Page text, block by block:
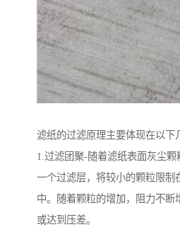
滤纸的过滤原理主要体现在以下
1.过滤团聚-随着滤纸表面灰尘
一个过滤层，将较小的颗粒限制
中。随着颗粒的增加，阻力不断
或达到压差。